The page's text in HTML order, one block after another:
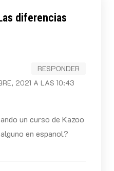
Las diferencias
2021 A LAS 10:43
RESPONDER
un curso de Kazoo
en espanol?